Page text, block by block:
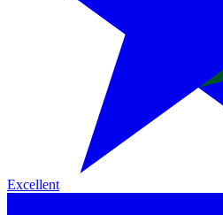
Excellent